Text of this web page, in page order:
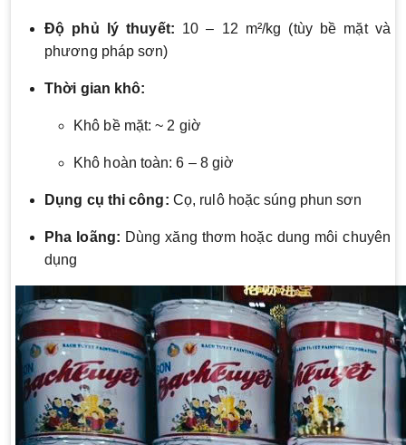
Độ phủ lý thuyết: 10 – 12 m²/kg (tùy bề mặt và
phương pháp sơn)
Thời gian khô:
Khô bề mặt: ~ 2 giờ
Khô hoàn toàn: 6 – 8 giờ
Dụng cụ thi công: Cọ, rulô hoặc súng phun sơn
Pha loãng: Dùng xăng thơm hoặc dung môi chuyên
dụng